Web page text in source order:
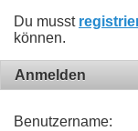
Du musst
können.
Anmelden
Benutzername: